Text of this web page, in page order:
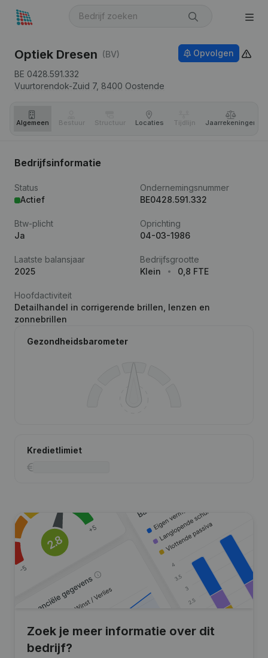
Optiek Dresen (BV)
BE 0428.591.332
Vuurtorendok-Zuid 7, 8400 Oostende
Opvolgen
Algemeen Bestuur Structuur Locaties Tijdlijn Jaar­rekeningen
Bedrijfsinformatie
Status
Actief
Ondernemingsnummer
BE0428.591.332
Btw-plicht
Ja
Oprichting
04-03-1986
Laatste balansjaar
2025
Bedrijfsgrootte
Klein
0,8 FTE
Hoofdactiviteit
Detailhandel in corrigerende brillen, lenzen en
zonnebrillen
Gezondheidsbarometer
Kredietlimiet
Zoek je meer informatie over dit
bedrijf?